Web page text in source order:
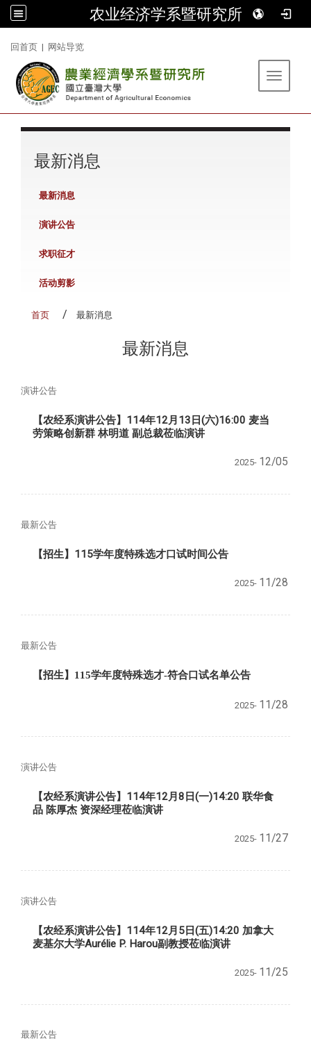
农业经济学系暨研究所
回首页 | 网站导览
Toggle
最新消息
最新消息
演讲公告
求职征才
活动剪影
首页 最新消息
最新消息
演讲公告
【农经系演讲公告】114年12月13日(六)16:00 麦当
劳策略创新群 林明道 副总裁莅临演讲
2025- 12/05
最新公告
【招生】115学年度特殊选才口试时间公告
2025- 11/28
最新公告
【招生】115学年度特殊选才-符合口试名单公告
2025- 11/28
演讲公告
【农经系演讲公告】114年12月8日(一)14:20 联华食
品 陈厚杰 资深经理莅临演讲
2025- 11/27
演讲公告
【农经系演讲公告】114年12月5日(五)14:20 加拿大
麦基尔大学Aurélie P. Harou副教授莅临演讲
2025- 11/25
最新公告